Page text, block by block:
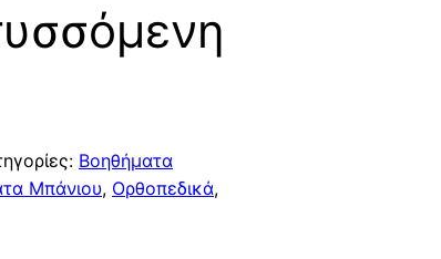
Βοηθήματα
Μπάνιου, Ορθοπεδικά,